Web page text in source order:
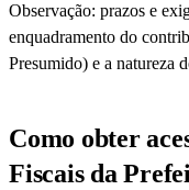
Observação: prazos e
enquadramento do
Presumido) e a natureza
Como obter
Fiscais da